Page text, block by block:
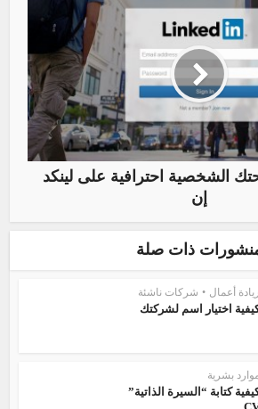
الشخصية احترافية على لينكد
إن
ذات صلة
ريادة أعمال • شركات ناشئة
اختيار اسم لشركتك
بشرية
كتابة “السيرة الذاتية”